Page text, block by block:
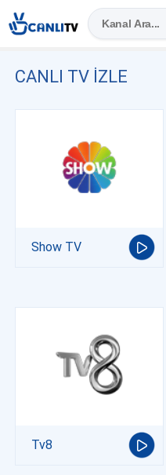
CANLI TV IZLE
Show TV
Tv8